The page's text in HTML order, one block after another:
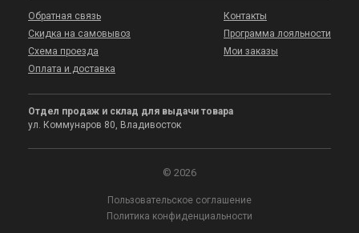
Обратная связь
Скидка на самовывоз
Схема проезда
Оплата и доставка
Контакты
Программа лояльности
Мои заказы
Отдел продаж и склад для выдачи товара
ул. Коммунаров 80, Владивосток
© 2026
Пользовательское соглашение
Политика конфиденциальности